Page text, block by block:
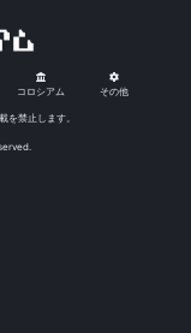
コロシアム その他
を禁止します。